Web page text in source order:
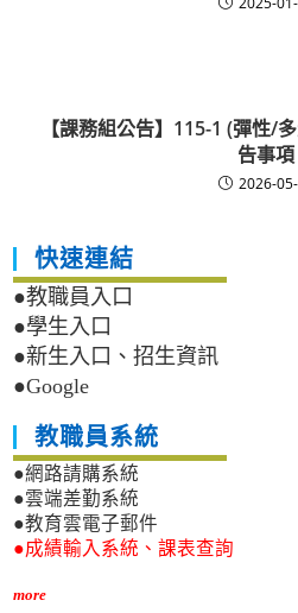
【課務組公告】115-1 (彈性/
告事項
2026-
快速連結
●教職員入口
●學生入口
●新生入口、招生資訊
●Google
教職員系統
●網路請購系統
●雲端差勤系統
●教育雲電子郵件
●成績輸入系統、課表查詢
more